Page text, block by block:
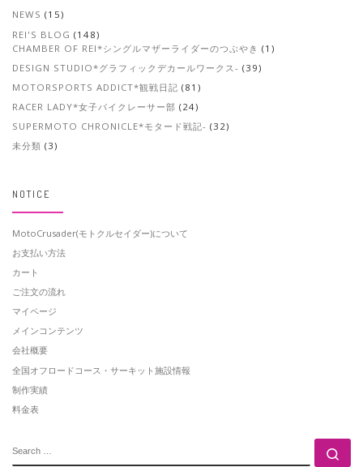
NEWS (15)
REI'S BLOG (148)
CHAMBER OF REI*シングルマザーライダーのつぶやき (1)
DESIGN STUDIO*グラフィックデカールワークス- (39)
MOTORSPORTS ADDICT*観戦日記 (81)
RACER LADY*女子バイクレーサー部 (24)
SUPERMOTO CHRONICLE*モタード戦記- (32)
未分類 (3)
NOTICE
MotoCrusader(モトクルセイダー)について
お支払い方法
カート
ご注文の流れ
マイページ
メインコンテンツ
会社概要
全国オフロードコース・サーキット施設情報
制作実績
料金表